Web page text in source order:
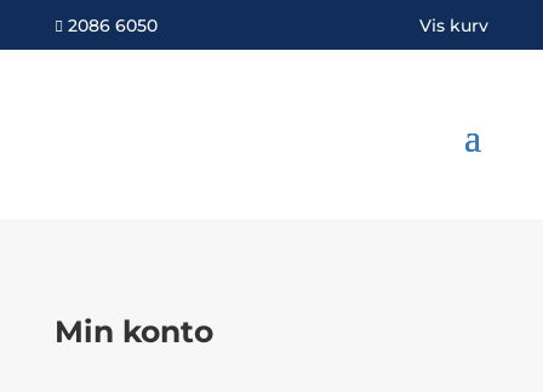
 2086 6050 Vis kurv
Min konto